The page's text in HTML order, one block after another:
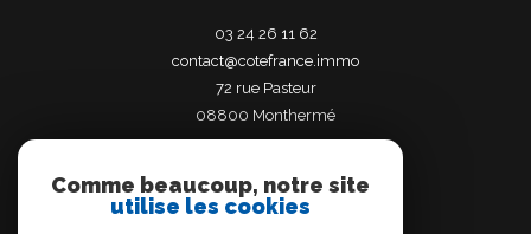
03 24 26 11 62
contact@cotefrance.immo
72 rue Pasteur
08800
monthermé
Adhérents
Comme beaucoup, notre site
utilise les cookies